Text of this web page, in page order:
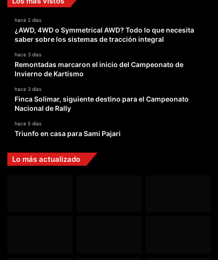
hace 2 días
¿AWD, 4WD o Symmetrical AWD? Todo lo que necesita
saber sobre los sistemas de tracción integral
hace 3 días
Remontadas marcaron el inicio del Campeonato de
Invierno de Kartismo
hace 3 días
Finca Solimar, siguiente destino para el Campeonato
Nacional de Rally
hace 5 días
Triunfo en casa para Sami Pajari
Lo más actualizado